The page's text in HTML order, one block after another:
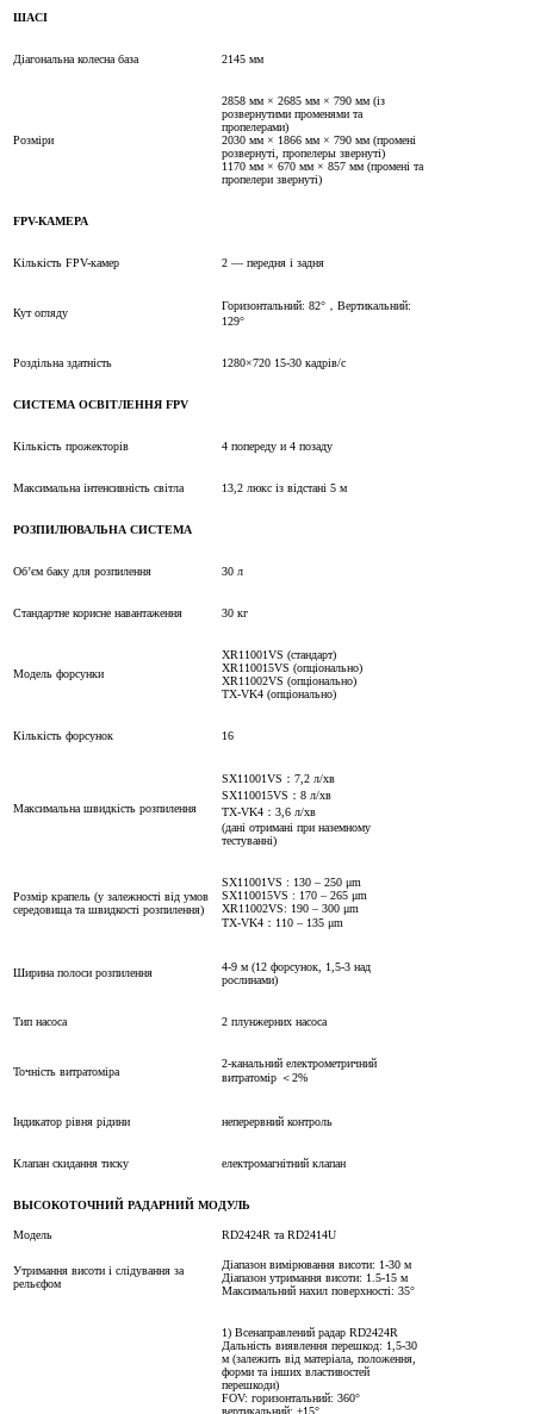
ШАСІ
Діагональна колесна база 2145 мм
Розміри
2858 мм × 2685 мм × 790 мм (із
розвернутими променями та
пропелерами)
2030 мм × 1866 мм × 790 мм (промені
розвернуті, пропелеры звернуті)
1170 мм × 670 мм × 857 мм (промені та
пропелери звернуті)
FPV-КАМЕРА
Кількість FPV-камер 2 — передня і задня
Кут огляду
Горизонтальний: 82°，Вертикальний:
129°
Роздільна здатність 1280×720 15-30 кадрів/с
СИСТЕМА ОСВІТЛЕННЯ FPV
Кількість прожекторів 4 попереду и 4 позаду
Максимальна інтенсивність світла 13,2 люкс із відстані 5 м
РОЗПИЛЮВАЛЬНА СИСТЕМА
Об’єм баку для розпилення 30 л
Стандартне корисне навантаження 30 кг
Модель форсунки
XR11001VS (стандарт)
XR110015VS (опціонально)
XR11002VS (опціонально)
TX-VK4 (опціонально)
Кількість форсунок 16
Максимальна швидкість розпилення
SX11001VS：7,2 л/хв
SX110015VS：8 л/хв
TX-VK4：3,6 л/хв
(дані отримані при наземному
тестуванні)
Розмір крапель (у залежності від умов
середовища та швидкості розпилення)
SX11001VS : 130 – 250 μm
SX110015VS : 170 – 265 μm
XR11002VS: 190 – 300 μm
TX-VK4：110 – 135 μm
Ширина полоси розпилення
4-9 м (12 форсунок, 1,5-3 над
рослинами)
Тип насоса 2 плунжерних насоса
Точність витратоміра
2-канальний електрометричний
витратомір ＜2%
Індикатор рівня рідини неперервний контроль
Клапан скидання тиску електромагнітний клапан
ВЫСОКОТОЧНИЙ РАДАРНИЙ МОДУЛЬ
Модель RD2424R та RD2414U
Утримання висоти і слідування за
рельєфом
Діапазон вимірювання висоти: 1-30 м
Діапазон утримання висоти: 1.5-15 м
Максимальний нахил поверхності: 35°
1) Всенаправлений радар RD2424R
Дальність виявлення перешкод: 1,5-30
м (залежить від матеріала, положення,
форми та інших властивостей
перешкоди)
FOV: горизонтальний: 360°
вертикальний: ±15°